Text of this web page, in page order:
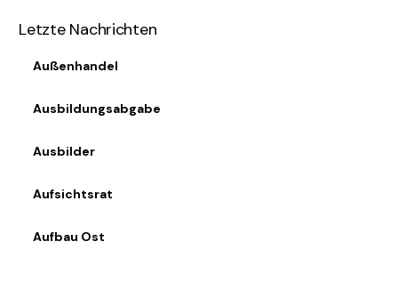
Letzte Nachrichten
Außenhandel
Ausbildungsabgabe
Ausbilder
Aufsichtsrat
Aufbau Ost